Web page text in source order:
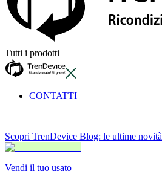
Tutti i prodotti
CONTATTI
Scopri TrenDevice Blog: le ultime novità
Vendi il tuo usato